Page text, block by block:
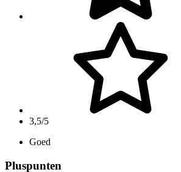
3,5/5
Goed
Pluspunten